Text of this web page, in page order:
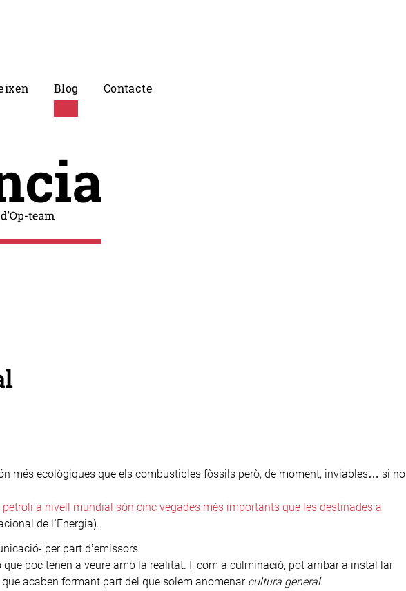
Blog Contacte
més ecològiques que els combustibles fòssils però, de moment, inviables… si no
a nivell mundial són cinc vegades més importants que les destinades a
de l’Energia).
per part d’emissors
poc tenen a veure amb la realitat. I, com a culminació, pot arribar a instal·lar
acaben formant part del que solem anomenar cultura general.